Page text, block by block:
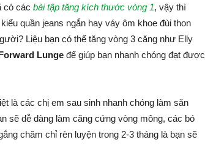
có các bài tập tăng kích thước vòng 1, vậy thì
quần jeans ngắn hay váy ôm khoe đùi thon
Liệu bạn có thể tăng vòng 3 căng như Elly
Lunge để giúp bạn nhanh chóng đạt được
là các chị em sau sinh nhanh chóng làm săn
sẽ dễ dàng làm căng cứng vòng mông, các bó
chăm chỉ rèn luyện trong 2-3 tháng là bạn sẽ